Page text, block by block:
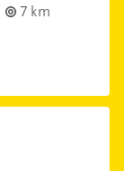
7 km